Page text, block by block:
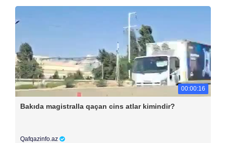
00:00:16
Bakıda magistralla qaçan cins atlar kimindir?
Qafqazinfo.az